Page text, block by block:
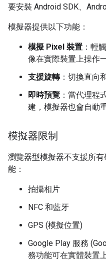
要安裝 Android SDK、
模擬器提供以下功能：
模擬 Pixel 裝置 ：輕
像在實際裝置上操作一
支援旋轉：切換直向
即時預覽 ：當代理程
建，模擬器也會自動
模擬器限制
瀏覽器型模擬器不支援所
能：
拍攝相片
NFC 和藍牙
GPS (模擬位置)
Google Play 服務
務功能可在實體裝置